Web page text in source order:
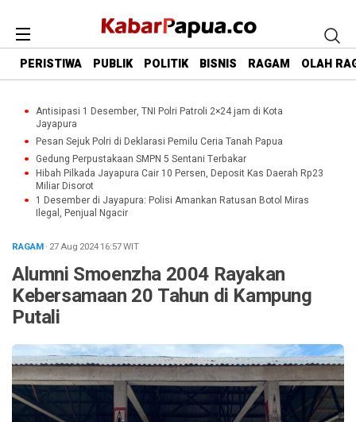
PERISTIWA PUBLIK POLITIK BISNIS RAGAM OLAH
Antisipasi 1 Desember, TNI Polri Patroli 2×24 jam di Kota
Jayapura
Pesan Sejuk Polri di Deklarasi Pemilu Ceria Tanah Papua
Gedung Perpustakaan SMPN 5 Sentani Terbakar
Hibah Pilkada Jayapura Cair 10 Persen, Deposit Kas Daerah Rp23
Miliar Disorot
1 Desember di Jayapura: Polisi Amankan Ratusan Botol Miras
Ilegal, Penjual Ngacir
RAGAM· 27 Aug 202416:57WIT
Alumni Smoenzha 2004 Rayakan
Kebersamaan 20 Tahun di Kampung
Putali